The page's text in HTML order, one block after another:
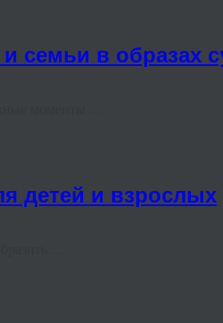
семьи в образах
детей и взрослых